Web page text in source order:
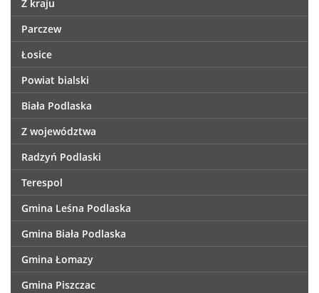
Z kraju
Parczew
Łosice
Powiat bialski
Biała Podlaska
Z województwa
Radzyń Podlaski
Terespol
Gmina Leśna Podlaska
Gmina Biała Podlaska
Gmina Łomazy
Gmina Piszczac